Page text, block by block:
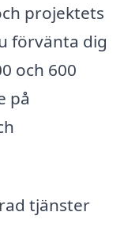
projektets
förvänta dig
och 600
på
tjänster